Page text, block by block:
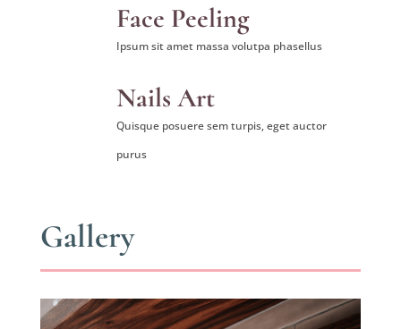
Face Peeling
Ipsum sit amet massa volutpa phasellus
Nails Art
Quisque posuere sem turpis, eget auctor
purus
Gallery